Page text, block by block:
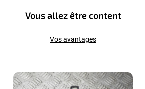
Vous allez être content
Vos avantages